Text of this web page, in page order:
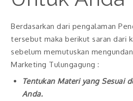
Berdasarkan dari pengalaman
tersebut maka berikut saran dari
sebelum memutuskan
Marketing Tulungagung :
Tentukan Materi yang Sesuai
Anda.